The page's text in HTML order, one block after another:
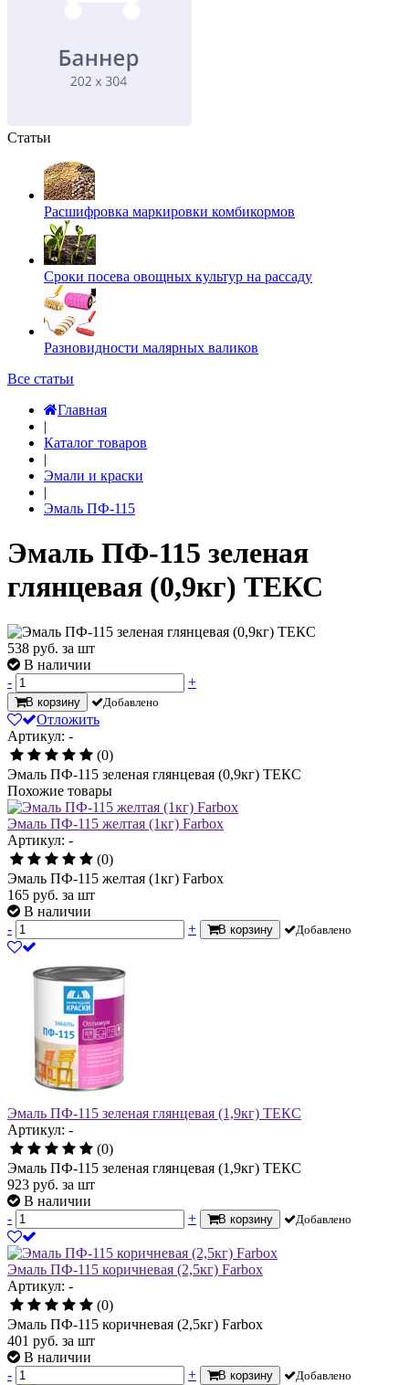
Статьи
Расшифровка маркировки комбикормов
Сроки посева овощных культур на рассаду
Разновидности малярных валиков
Все статьи
Главная
|
Каталог товаров
|
Эмали и краски
|
Эмаль ПФ-115
Эмаль ПФ-115 зеленая
глянцевая (0,9кг) ТЕКС
538 руб. за шт
В наличии
-
+
В корзину Добавлено
Отложить
Артикул: -
(0)
Эмаль ПФ-115 зеленая глянцевая (0,9кг) ТЕКС
Похожие товары
Эмаль ПФ-115 желтая (1кг) Farbox
Артикул: -
(0)
Эмаль ПФ-115 желтая (1кг) Farbox
165 руб. за шт
В наличии
-
+ В корзину Добавлено
Эмаль ПФ-115 зеленая глянцевая (1,9кг) ТЕКС
Артикул: -
(0)
Эмаль ПФ-115 зеленая глянцевая (1,9кг) ТЕКС
923 руб. за шт
В наличии
-
+ В корзину Добавлено
Эмаль ПФ-115 коричневая (2,5кг) Farbox
Артикул: -
(0)
Эмаль ПФ-115 коричневая (2,5кг) Farbox
401 руб. за шт
В наличии
-
+ В корзину Добавлено